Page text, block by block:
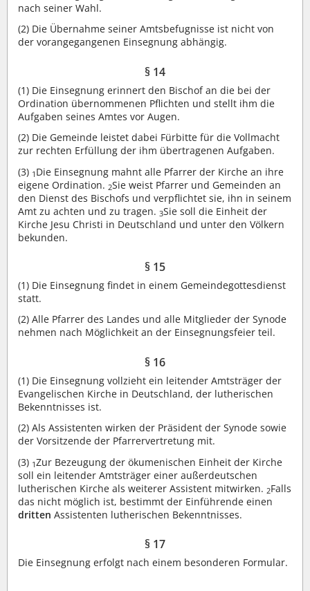
nach seiner Wahl.
(2) Die Übernahme seiner Amtsbefugnisse ist nicht von
der vorangegangenen Einsegnung abhängig.
§ 14
(1) Die Einsegnung erinnert den Bischof an die bei der
Ordination übernommenen Pflichten und stellt ihm die
Aufgaben seines Amtes vor Augen.
(2) Die Gemeinde leistet dabei Fürbitte für die Vollmacht
zur rechten Erfüllung der ihm übertragenen Aufgaben.
(3) 1 Die Einsegnung mahnt alle Pfarrer der Kirche an ihre
eigene Ordination. 2Sie weist Pfarrer und Gemeinden an
den Dienst des Bischofs und verpflichtet sie, ihn in seinem
Amt zu achten und zu tragen. 3Sie soll die Einheit der
Kirche Jesu Christi in Deutschland und unter den Völkern
bekunden.
§ 15
(1) Die Einsegnung findet in einem Gemeindegottesdienst
statt.
(2) Alle Pfarrer des Landes und alle Mitglieder der Synode
nehmen nach Möglichkeit an der Einsegnungsfeier teil.
§ 16
(1) Die Einsegnung vollzieht ein leitender Amtsträger der
Evangelischen Kirche in Deutschland, der lutherischen
Bekenntnisses ist.
(2) Als Assistenten wirken der Präsident der Synode sowie
der Vorsitzende der Pfarrervertretung mit.
(3) 1Zur Bezeugung der ökumenischen Einheit der Kirche
soll ein leitender Amtsträger einer außerdeutschen
lutherischen Kirche als weiterer Assistent mitwirken. 2Falls
das nicht möglich ist, bestimmt der Einführende einen
dritten Assistenten lutherischen Bekenntnisses.
§ 17
Die Einsegnung erfolgt nach einem besonderen Formular.